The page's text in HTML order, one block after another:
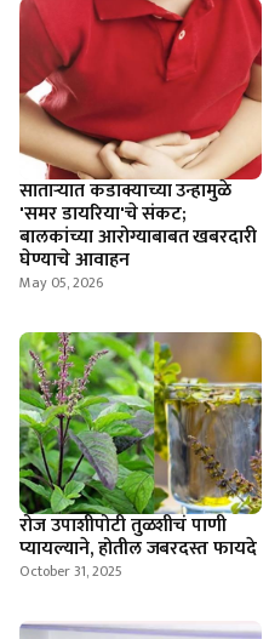
साताऱ्यात कडाक्याच्या उन्हामुळे
'समर डायरिया'चे संकट;
बालकांच्या आरोग्याबाबत खबरदारी
घेण्याचे आवाहन
May 05, 2026
रोज उपाशीपोटी तुळशीचं पाणी
प्यायल्याने, होतील जबरदस्त फायदे
October 31, 2025